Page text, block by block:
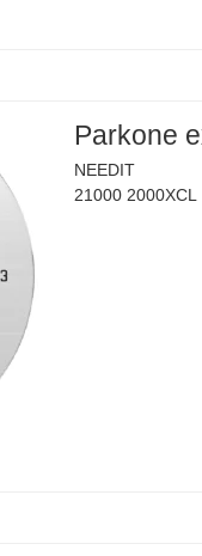
Parkone
NEEDIT
21000 2000XCL